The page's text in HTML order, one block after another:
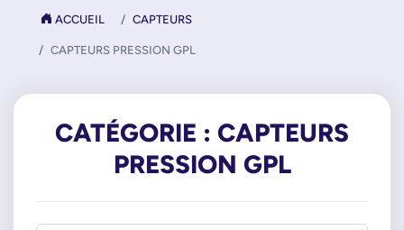
ACCUEIL CAPTEURS
CAPTEURS PRESSION GPL
CATÉGORIE : CAPTEURS
PRESSION GPL